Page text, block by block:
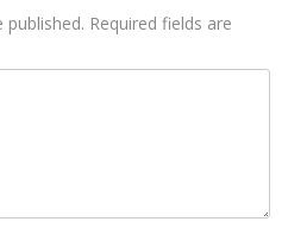
published. Required fields are